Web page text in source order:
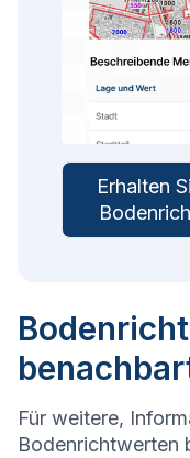
Erhalten
Für weitere,
Bodenrichtwerten